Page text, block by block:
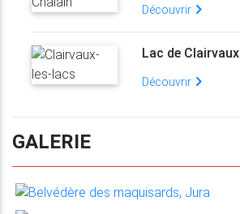
Découvrir
Lac de Clairvaux
Découvrir
GALERIE